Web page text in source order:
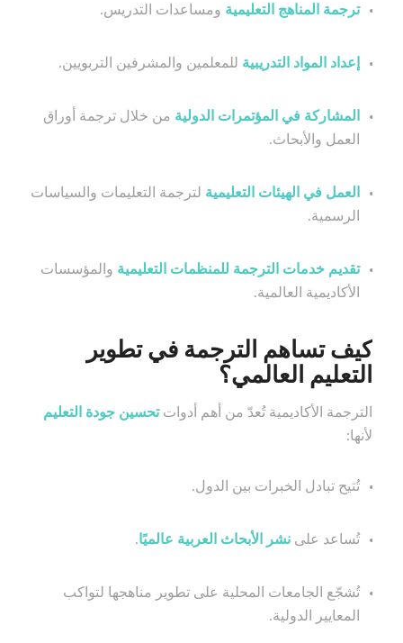
ترجمة المناهج التعليمية ومساعدات التدريس.
إعداد المواد التدريبية للمعلمين والمشرفين التربويين.
المشاركة في المؤتمرات الدولية من خلال ترجمة أوراق
العمل والأبحاث.
العمل في الهيئات التعليمية لترجمة التعليمات والسياسات
الرسمية.
تقديم خدمات الترجمة للمنظمات التعليمية والمؤسسات
الأكاديمية العالمية.
كيف تساهم الترجمة في تطوير
التعليم العالمي؟
الترجمة الأكاديمية تُعدّ من أهم أدواتتحسين جودة التعليم
لأنها:
تُتيح تبادل الخبرات بين الدول.
تُساعد على نشر الأبحاث العربية عالميًا.
تُشجّع الجامعات المحلية على تطوير مناهجها لتواكب
المعايير الدولية.